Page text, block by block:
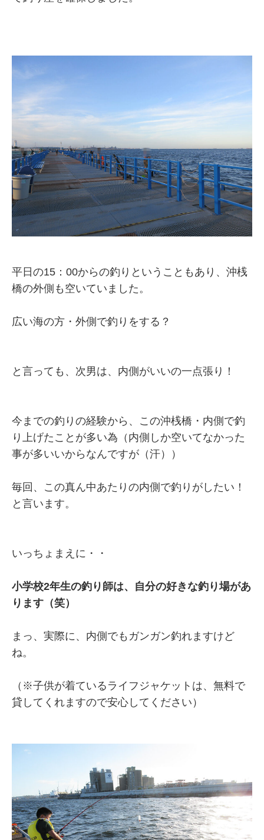
平日の15：00からの釣りということもあり、沖桟
橋の外側も空いていました。
広い海の方・外側で釣りをする？
と言っても、次男は、内側がいいの一点張り！
今までの釣りの経験から、この沖桟橋・内側で釣
り上げたことが多い為（内側しか空いてなかった
事が多いいからなんですが（汗））
毎回、この真ん中あたりの内側で釣りがしたい！
と言います。
いっちょまえに・・
小学校2年生の釣り師は、自分の好きな釣り場があ
ります（笑）
まっ、実際に、内側でもガンガン釣れますけど
ね。
（※子供が着ているライフジャケットは、無料で
貸してくれますので安心してください）